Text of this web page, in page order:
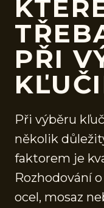
PŘI
Při výběru
několik
faktorem je
Rozhodování
ocel, mosaz